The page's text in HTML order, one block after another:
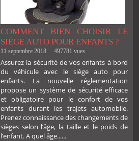
COMMENT BIEN CHOISIR LE
SIÈGE AUTO POUR ENFANTS ?
11 septembre 2018 497781 vues
Assurez la sécurité de vos enfants à bord
du véhicule avec le siège auto pour
enfants. La nouvelle réglementation
propose un système de sécurité efficace
et obligatoire pour le confort de vos
enfants durant les trajets automobile.
Prenez connaissance des changements de
sièges selon l’âge, la taille et le poids de
l’enfant. A quel âge......